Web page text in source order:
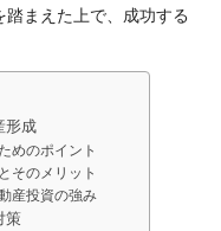
まえた上で、成功する
形成
めのポイント
そのメリット
産投資の強み
策